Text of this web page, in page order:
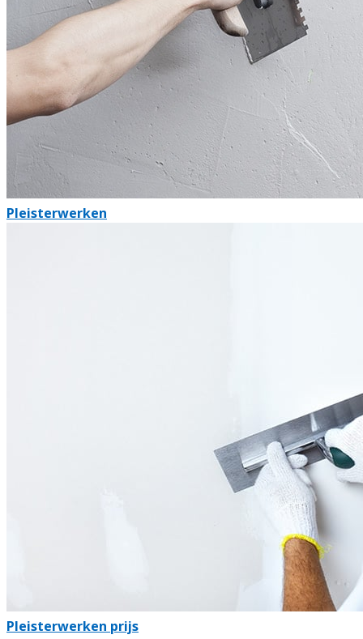
Pleisterwerken
Pleisterwerken prijs